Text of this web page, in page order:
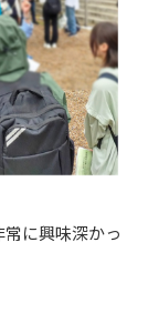
に興味深かっ